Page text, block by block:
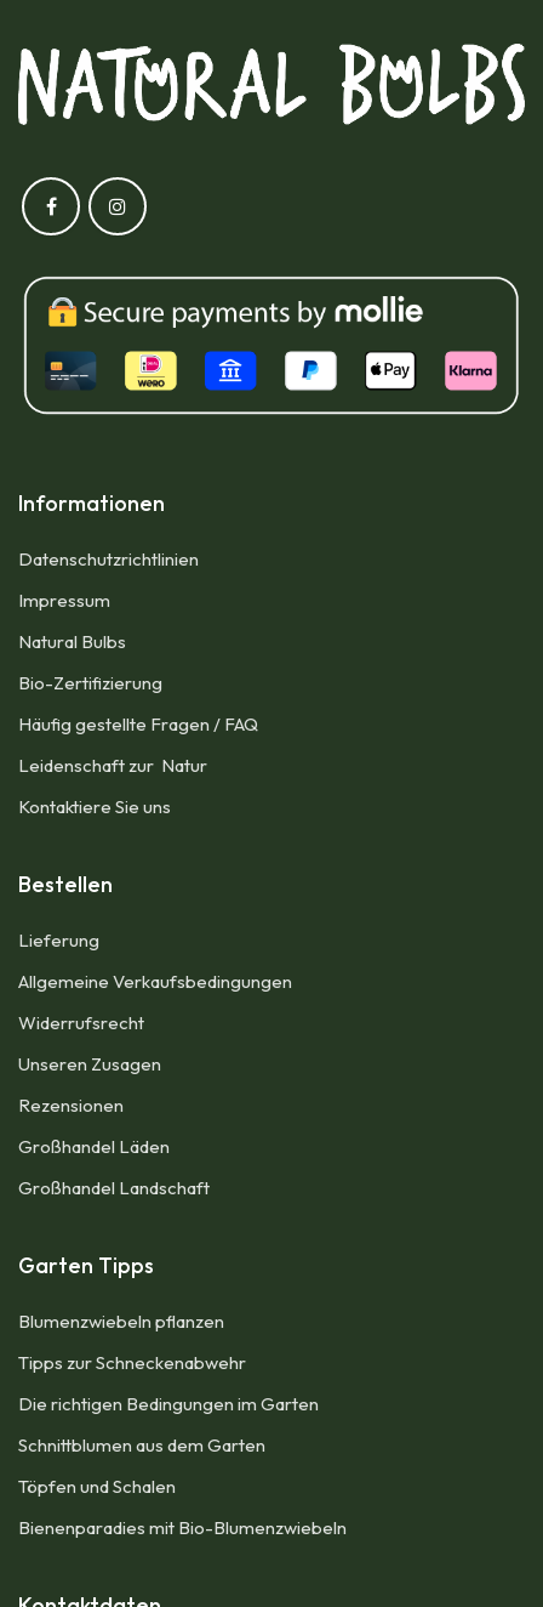
Informationen
Datenschutzrichtlinien
Impressum​
Natural Bulbs
Bio-Zertifizierung
Häufig gestellte Fragen / FAQ
Leidenschaft zur Natur
Kontaktiere Sie uns
Bestellen
Lieferung
Allgemeine Verkaufsbedingungen​
Widerrufsrecht
Unseren Zusagen
Rezensionen​
Großhandel Läden
Großhandel Landschaft
Garten Tipps
Blumenzwiebeln pflanzen
Tipps zur Schneckenabwehr
Die richtigen Bedingungen im Garten
Schnittblumen aus dem Garten
Töpfen und Schalen
Bienenparadies mit Bio-Blumenzwiebeln